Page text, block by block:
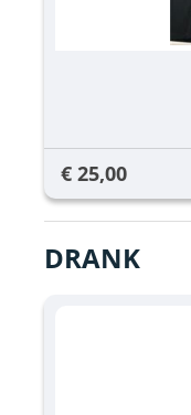
€ 25,00
DRANK